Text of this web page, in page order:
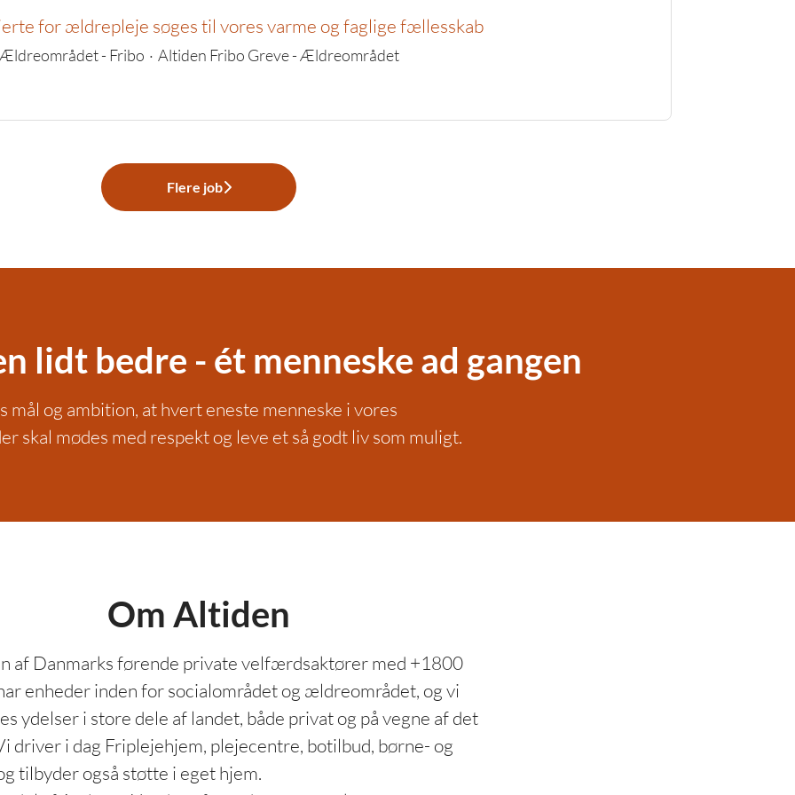
for ældrepleje søges til vores varme og faglige fællesskab
- Fribo · Altiden Fribo Greve - Ældreområdet
Flere job
lidt bedre - ét menneske ad gangen
mål og ambition, at hvert eneste menneske i vores
skal mødes med respekt og leve et så godt liv som muligt.
Om Altiden
af Danmarks førende private velfærdsaktører med +1800
enheder inden for socialområdet og ældreområdet, og vi
ydelser i store dele af landet, både privat og på vegne af det
driver i dag Friplejehjem, plejecentre, botilbud, børne- og
tilbyder også støtte i eget hjem.